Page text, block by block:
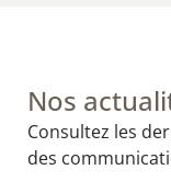
Nos
Consultez les
des